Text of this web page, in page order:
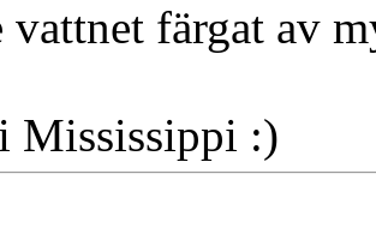
färgat av
Mississippi :)